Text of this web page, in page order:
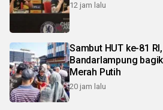
12 jam lalu
Sambut HUT ke-81
Bandarlampung
Merah Putih
20 jam lalu